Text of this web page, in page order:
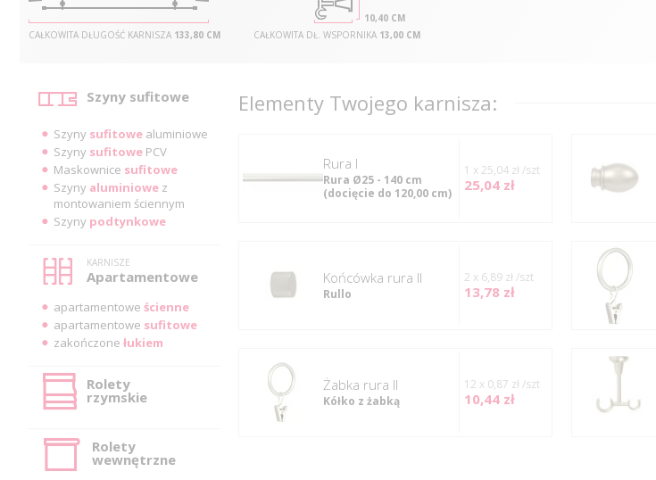
CAŁKOWITA DŁUGOŚĆ KARNISZA 133,80 CM
10,40 CM
CAŁKOWITA DŁ. WSPORNIKA 13,00 CM
Szyny sufitowe
Szyny sufitowe aluminiowe
Szyny sufitowe PCV
Maskownice sufitowe
Szyny aluminiowe z
montowaniem ściennym
Szyny podtynkowe
KARNISZE
Apartamentowe
apartamentowe ścienne
apartamentowe sufitowe
zakończone łukiem
Rolety
rzymskie
Rolety
wewnętrzne
Elementy Twojego karnisza:
rura I
Rura Ø25 - 140 cm
(docięcie do 120,00 cm)
1 x 25,04 zł /szt
25,04 zł
Końcówka rura II
Rullo
2 x 6,89 zł /szt
13,78 zł
Żabka rura II
Kółko z żabką
12 x 0,87 zł /szt
10,44 zł